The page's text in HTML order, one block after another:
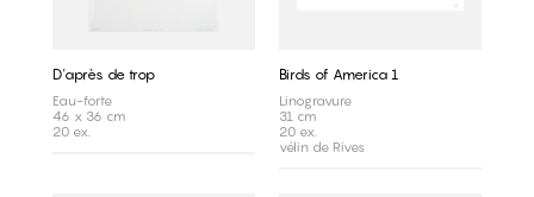
D'après de trop
Eau-forte
46 x 36 cm
20 ex.
Birds of America 1
Linogravure
31 cm
20 ex.
vélin de Rives